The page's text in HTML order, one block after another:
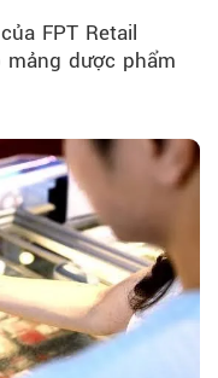
FPT Retail
dược phẩm